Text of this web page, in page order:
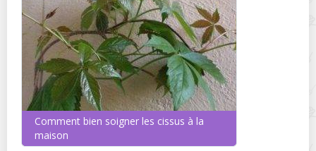
Comment bien soigner les cissus à la
maison